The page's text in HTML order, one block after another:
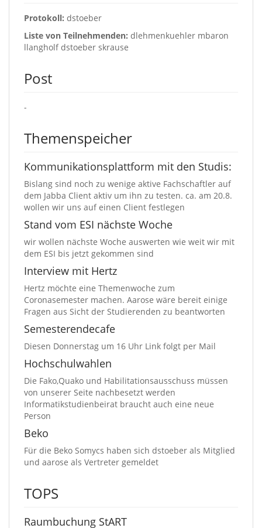
Protokoll: dstoeber
Liste von Teilnehmenden: dlehmenkuehler mbaron
llangholf dstoeber skrause
Post
-
Themenspeicher
Kommunikationsplattform mit den Studis:
Bislang sind noch zu wenige aktive Fachschaftler auf
dem Jabba Client aktiv um ihn zu testen. ca. am 20.8.
wollen wir uns auf einen Client festlegen
Stand vom ESI nächste Woche
wir wollen nächste Woche auswerten wie weit wir mit
dem ESI bis jetzt gekommen sind
Interview mit Hertz
Hertz möchte eine Themenwoche zum
Coronasemester machen. Aarose wäre bereit einige
Fragen aus Sicht der Studierenden zu beantworten
Semesterendecafe
Diesen Donnerstag um 16 Uhr Link folgt per Mail
Hochschulwahlen
Die Fako,Quako und Habilitationsausschuss müssen
von unserer Seite nachbesetzt werden
Informatikstudienbeirat braucht auch eine neue
Person
Beko
Für die Beko Somycs haben sich dstoeber als Mitglied
und aarose als Vertreter gemeldet
TOPS
Raumbuchung StART